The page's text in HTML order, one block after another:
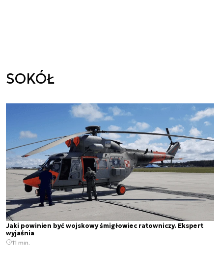
SOKÓŁ
Jaki powinien być wojskowy śmigłowiec ratowniczy. Ekspert
wyjaśnia
11 min.